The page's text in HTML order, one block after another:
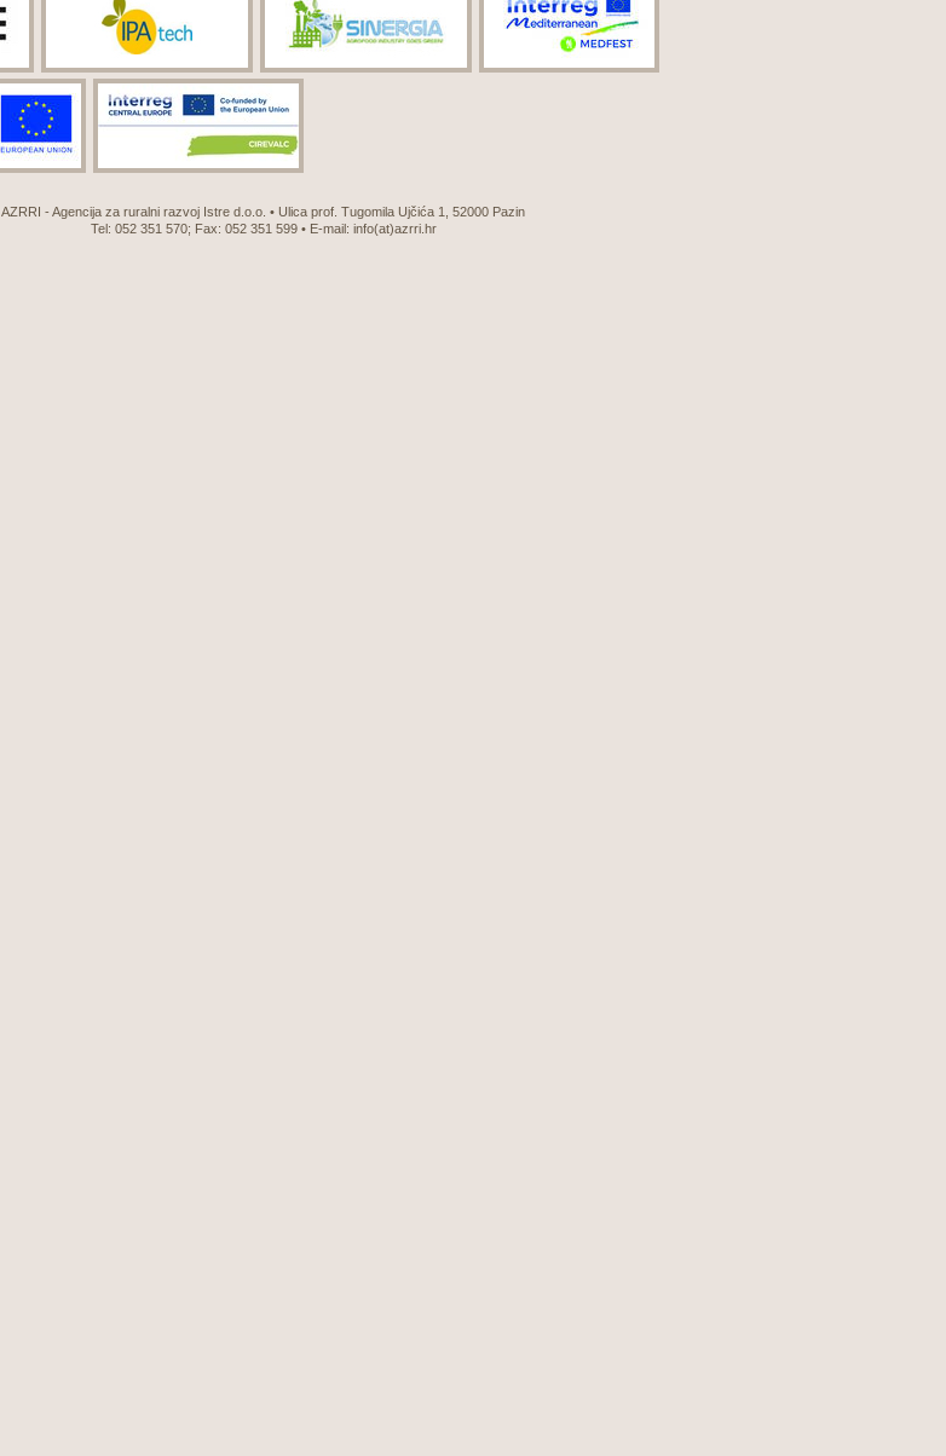
AZRRI - Agencija za ruralni razvoj Istre d.o.o. • Ulica prof. Tugomila Ujčića 1, 52000 Pazin
Tel: 052 351 570; Fax: 052 351 599 • E-mail: info(at)azrri.hr